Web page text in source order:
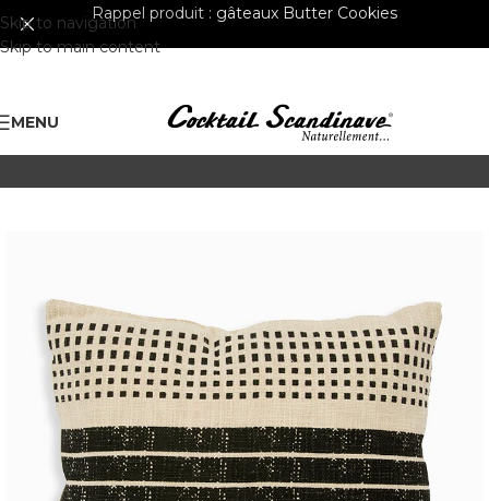
Skip to navigation
Skip to main content
Rappel produit : gâteaux Butter Cookies
MENU